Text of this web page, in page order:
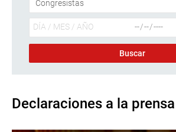
Declaraciones a la prensa